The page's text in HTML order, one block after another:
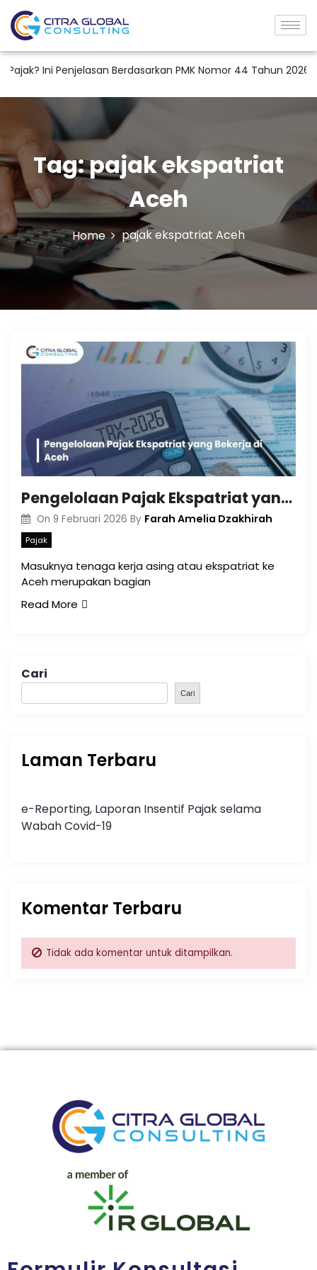
Ini Penjelasan Berdasarkan PMK Nomor 44 Tahun 2026
Tag:pajak ekspatriat
Aceh
Home pajak ekspatriat Aceh
Pengelolaan Pajak Ekspatriat yang Bekerja di Aceh
On 9 Februari 2026 By Farah Amelia Dzakhirah
Pajak
Masuknya tenaga kerja asing atau ekspatriat ke
Aceh merupakan bagian
Read More
Cari
Cari
Laman Terbaru
e-Reporting, Laporan Insentif Pajak selama
Wabah Covid-19
Komentar Terbaru
Tidak ada komentar untuk ditampilkan.